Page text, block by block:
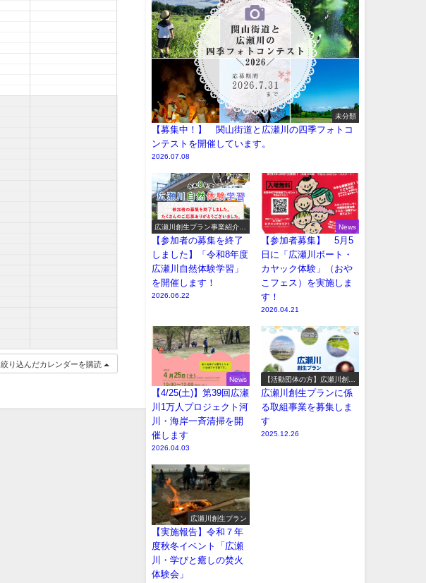
絞り込んだカレンダーを購読
未分類
【募集中！】 関山街道と広瀬川の四季フォトコ
ンテストを開催しています。
2026.07.08
広瀬川創生プラン事業紹介
（イベント系）
【参加者の募集を終了
しました】「令和8年度
広瀬川自然体験学習」
を開催します！
2026.06.22
News
【参加者募集】 5月5
日に「広瀬川ボート・
カヤック体験」（おや
こフェス）を実施しま
す！
2026.04.21
News
【4/25(土)】第39回広瀬
川1万人プロジェクト河
川・海岸一斉清掃を開
催します
2026.04.03
【活動団体の方】広瀬川創生
プラン参加事業の募集
広瀬川創生プランに係
る取組事業を募集しま
す
2025.12.26
広瀬川創生プラン
【実施報告】令和７年
度秋冬イベント「広瀬
川・学びと癒しの焚火
体験会」